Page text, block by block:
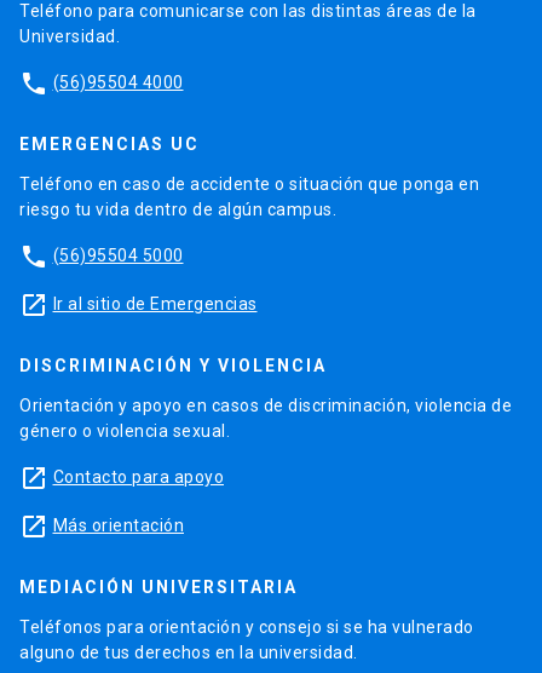
Teléfono para comunicarse con las distintas áreas de la
Universidad.
phone (56)95504 4000
EMERGENCIAS UC
Teléfono en caso de accidente o situación que ponga en
riesgo tu vida dentro de algún campus.
phone (56)95504 5000
launch Ir al sitio de Emergencias
DISCRIMINACIÓN Y VIOLENCIA
Orientación y apoyo en casos de discriminación, violencia de
género o violencia sexual.
launch Contacto para apoyo
launch Más orientación
MEDIACIÓN UNIVERSITARIA
Teléfonos para orientación y consejo si se ha vulnerado
alguno de tus derechos en la universidad.